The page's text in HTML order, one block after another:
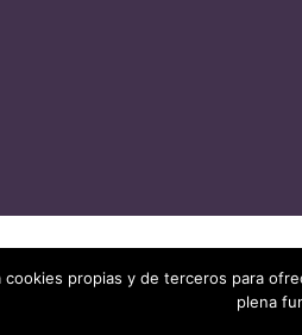
cookies propias y de terceros para
plena